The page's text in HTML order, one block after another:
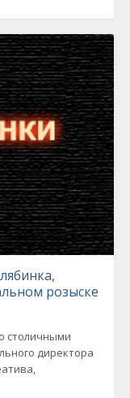
розыске
столичными
директора